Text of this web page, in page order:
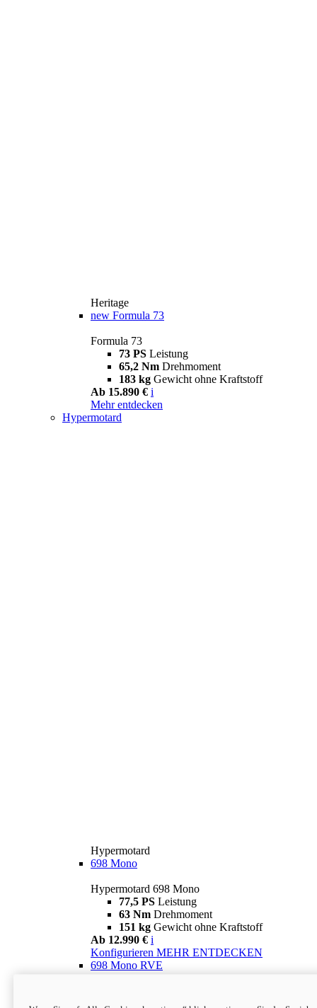
Heritage
new Formula 73
Formula 73
73 PS Leistung
65,2 Nm Drehmoment
183 kg Gewicht ohne Kraftstoff
Ab 15.890 € i
Mehr entdecken
Hypermotard
Hypermotard
698 Mono
Hypermotard 698 Mono
77,5 PS Leistung
63 Nm Drehmoment
151 kg Gewicht ohne Kraftstoff
Ab 12.990 € i
Konfigurieren MEHR ENTDECKEN
698 Mono RVE
77,5 PS
Leistung